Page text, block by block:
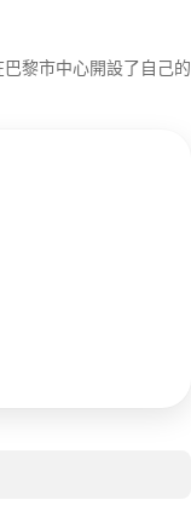
黎市中心開設了自己的